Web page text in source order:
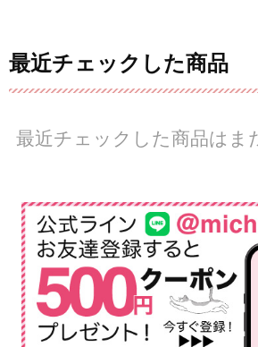
最近チェックした商品
最近チェックした商品はま